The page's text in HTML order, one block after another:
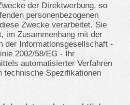
der Direktwerbung, so
personenbezogenen
Zwecke verarbeitet. Sie
im Zusammenhang mit der
der Informationsgesellschaft -
2002/58/EG - Ihr
automatisierter Verfahren
technische Spezifikationen